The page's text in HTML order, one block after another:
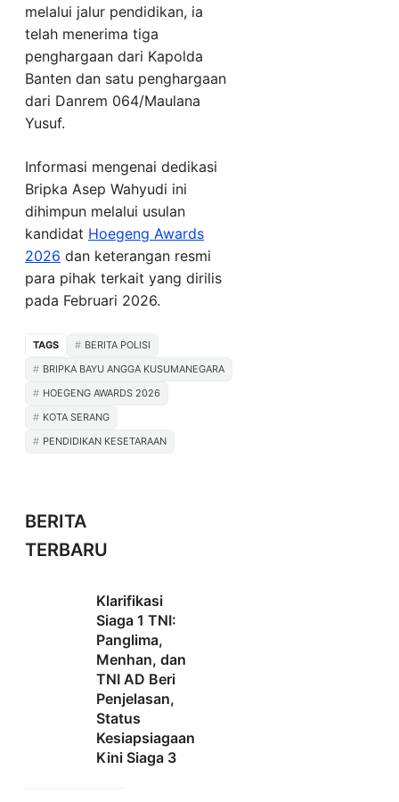
melalui jalur pendidikan, ia
telah menerima tiga
penghargaan dari Kapolda
Banten dan satu penghargaan
dari Danrem 064/Maulana
Yusuf.
Informasi mengenai dedikasi
Bripka Asep Wahyudi ini
dihimpun melalui usulan
kandidat Hoegeng Awards
2026 dan keterangan resmi
para pihak terkait yang dirilis
pada Februari 2026.
TAGS
BERITA POLISI
BRIPKA BAYU ANGGA KUSUMANEGARA
HOEGENG AWARDS 2026
KOTA SERANG
PENDIDIKAN KESETARAAN
BERITA
TERBARU
Klarifikasi
Siaga 1 TNI:
Panglima,
Menhan, dan
TNI AD Beri
Penjelasan,
Status
Kesiapsiagaan
Kini Siaga 3